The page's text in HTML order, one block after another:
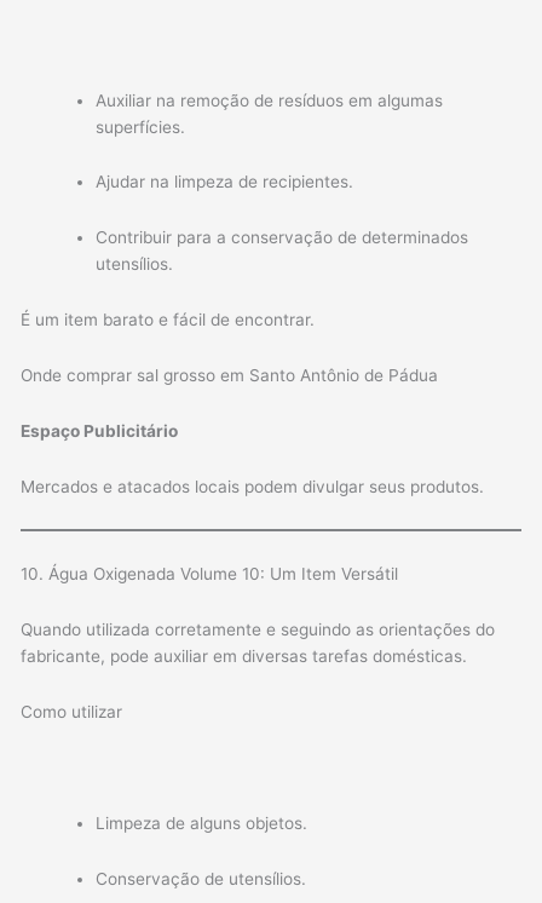
Auxiliar na remoção de resíduos em algumas
superfícies.
Ajudar na limpeza de recipientes.
Contribuir para a conservação de determinados
utensílios.
É um item barato e fácil de encontrar.
Onde comprar sal grosso em Santo Antônio de Pádua
Espaço Publicitário
Mercados e atacados locais podem divulgar seus produtos.
10. Água Oxigenada Volume 10: Um Item Versátil
Quando utilizada corretamente e seguindo as orientações do
fabricante, pode auxiliar em diversas tarefas domésticas.
Como utilizar
Limpeza de alguns objetos.
Conservação de utensílios.